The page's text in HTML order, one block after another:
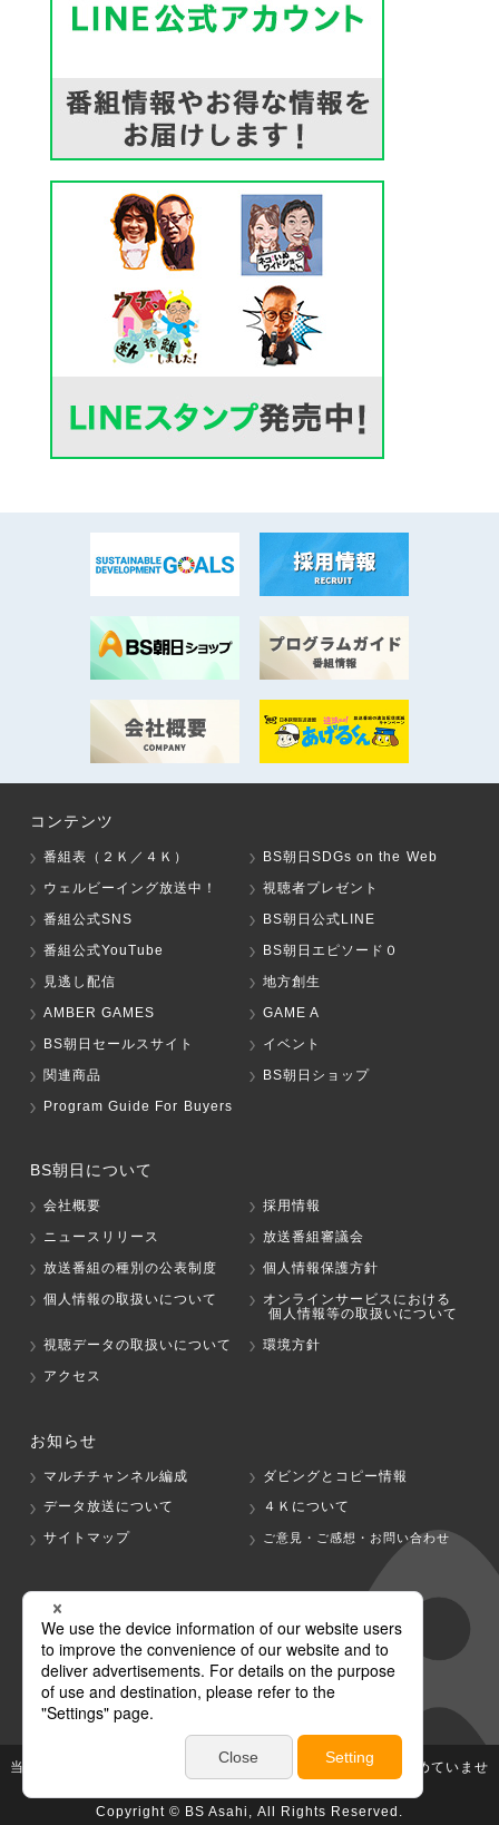
コンテンツ
番組表（２Ｋ／４Ｋ）
BS朝日SDGs on the Web
ウェルビーイング放送中！
視聴者プレゼント
番組公式SNS
BS朝日公式LINE
番組公式YouTube
BS朝日エピソード０
見逃し配信
地方創生
AMBER GAMES
GAME A
BS朝日セールスサイト
イベント
関連商品
BS朝日ショップ
Program Guide For Buyers
BS朝日について
会社概要
採用情報
ニュースリリース
放送番組審議会
放送番組の種別の公表制度
個人情報保護方針
個人情報の取扱いについて
オンラインサービスにおける
個人情報等の取扱いについて
視聴データの取扱いについて
環境方針
アクセス
お知らせ
マルチチャンネル編成
ダビングとコピー情報
データ放送について
４Ｋについて
サイトマップ
ご意見・ご感想・お問い合わせ
グループ会社
テレビ朝日 テレ朝チャンネル
当社が著作権、著作隣接権を有する放送番組等の無断利用は認めていませ
ん。
Copyright © BS Asahi, All Rights Reserved.